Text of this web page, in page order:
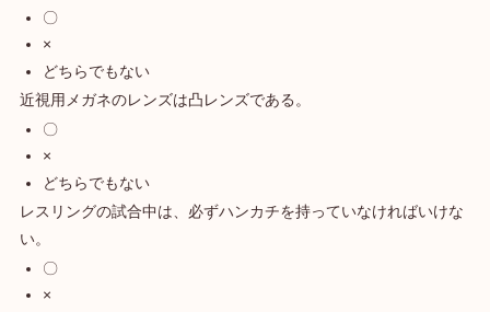
〇
×
どちらでもない
近視用メガネのレンズは凸レンズである。
〇
×
どちらでもない
レスリングの試合中は、必ずハンカチを持っていなければいけな
い。
〇
×